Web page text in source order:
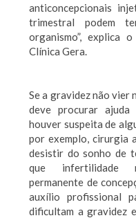
anticoncepcionais
trimestral podem
organismo”, explica
Clínica Gera.
Se a gravidez não vier
deve procurar ajuda
houver suspeita de
por exemplo, cirurgia
desistir do sonho de
que infertilidade
permanente de
auxílio profissional
dificultam a gravidez